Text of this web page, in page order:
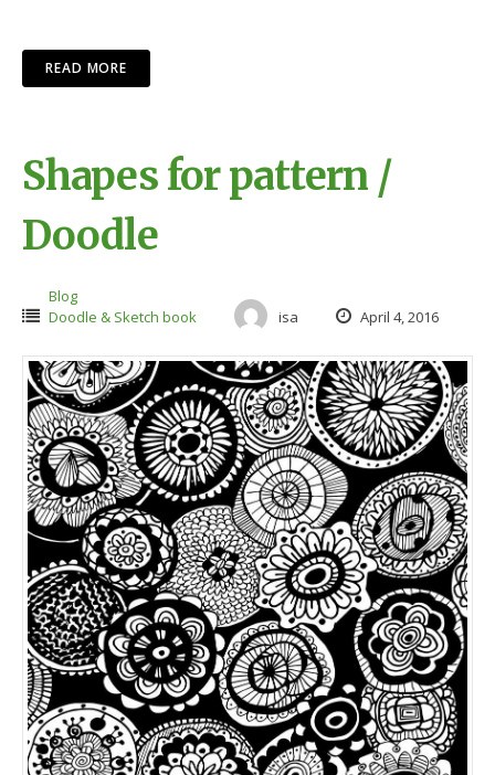
READ MORE
Shapes for pattern /
Doodle
Blog
Doodle & Sketch book
isa April 4, 2016